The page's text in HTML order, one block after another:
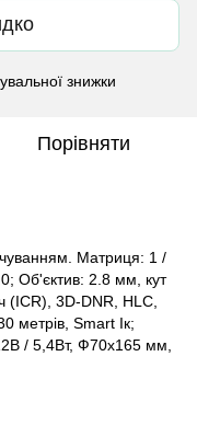
знижки
Порівняти
Матриця: 1 /
Об'єктив: 2.8 мм, кут
(ICR), 3D-DNR, HLC,
метрів, Smart Ік;
/ 5,4Вт, Ф70х165 мм,